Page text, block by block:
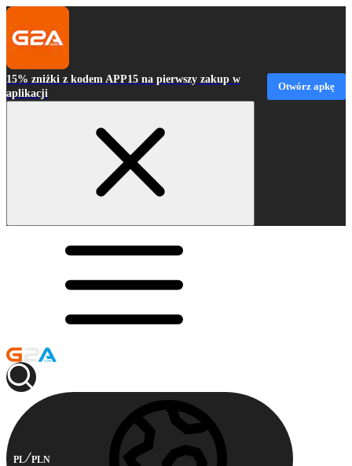
15% zniżki z kodem APP15 na pierwszy zakup w
aplikacji
Otwórz apkę
PL PLN